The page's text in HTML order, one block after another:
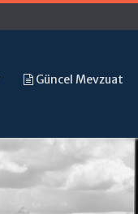
Güncel Mevzuat